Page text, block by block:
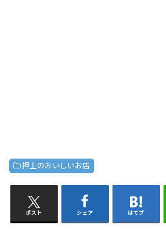
押上のおいしいお店
ポスト シェア はてブ